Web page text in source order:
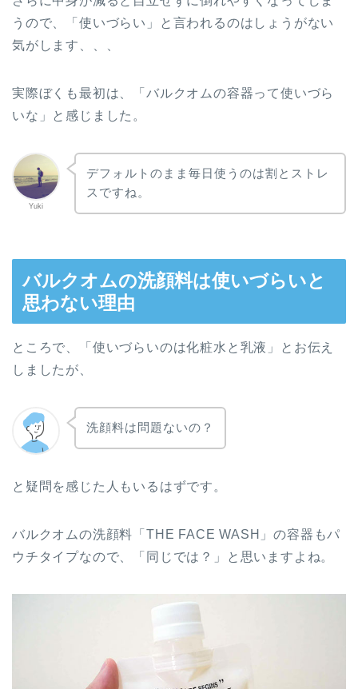
うので、「使いづらい」と言われるのはしょうがない
気がします、、、
実際ぼくも最初は、「バルクオムの容器って使いづら
いな」と感じました。
Yuki
デフォルトのまま毎日使うのは割とストレ
スですね。
バルクオムの洗顔料は使いづらいと
思わない理由
ところで、「使いづらいのは化粧水と乳液」とお伝え
しましたが、
洗顔料は問題ないの？
と疑問を感じた人もいるはずです。
バルクオムの洗顔料「THE FACE WASH」の容器もパ
ウチタイプなので、「同じでは？」と思いますよね。